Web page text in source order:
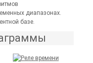
диапазонах.
базе.